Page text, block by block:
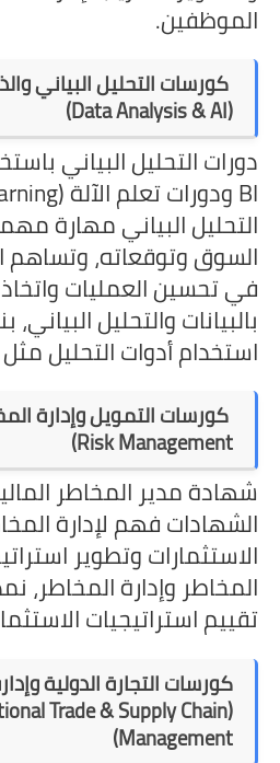
الموظفين.
كورسات التحليل البياني
(Data Analysis & AI)
التحليل البياني مهارة
السوق وتوقعاته، وتساهم
في تحسين العمليات
بالبيانات والتحليل البياني،
استخدام أدوات التحليل مثل Python وSQL.
Risk Management)
الشهادات فهم لإدارة
الاستثمارات وتطوير
المخاطر وإدارة المخاطر،
تقييم استراتيجيات
كورسات التجارة الدولية
Trade & Supply Chain
Management)